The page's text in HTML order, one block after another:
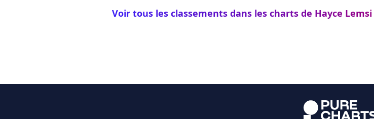
Voir tous les classements dans les charts de Hayce Lemsi